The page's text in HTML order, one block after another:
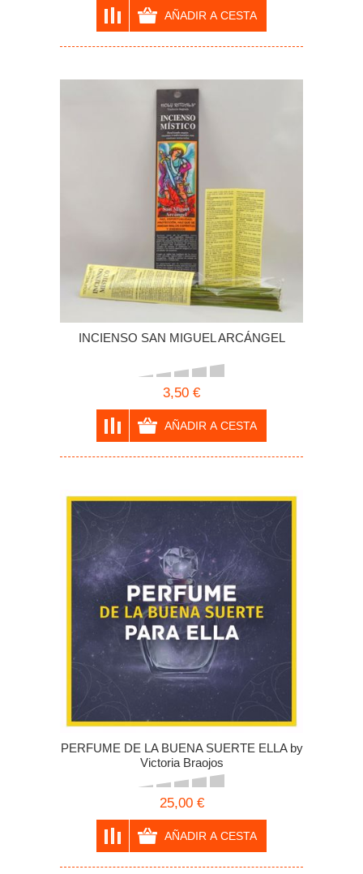
INCIENSO SAN MIGUEL ARCÁNGEL
3,50 €
PERFUME DE LA BUENA SUERTE ELLA by
Victoria Braojos
25,00 €